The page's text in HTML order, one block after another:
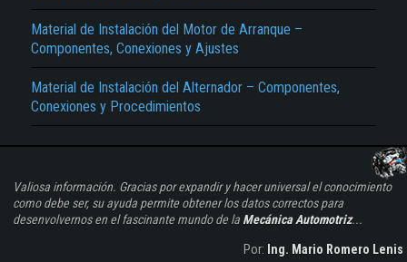
Material de Instalación del Motor de Arranque –
Componentes, Conexiones y Ajustes
Material de Instalación del Alternador – Componentes,
Conexiones y Procedimientos
Valiosa información. Gracias por expandir y hacer universal el conocimiento
como debe ser, su ayuda permite obtener los datos correctos para
desenvolvernos en el fascinante mundo de la Mecánica Automotriz...
Por: Ing. Mario Romero Lenis